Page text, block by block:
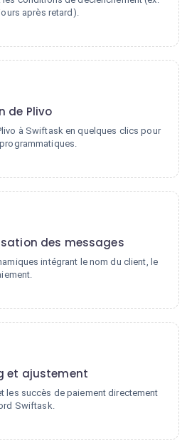
après retard).
de Plivo
à Swiftask en quelques clics pour
des messages
intégrant le nom du client, le
et ajustement
les succès de paiement directement
Swiftask.